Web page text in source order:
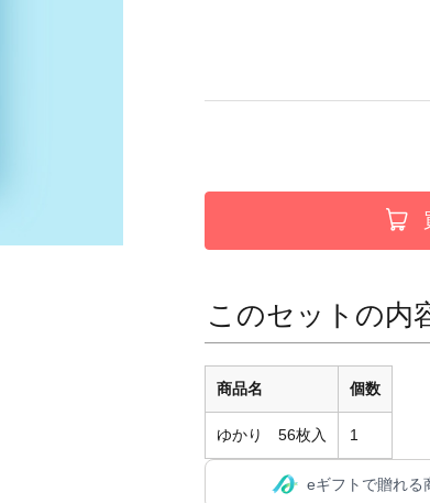
このセットの内
商品名 個数
ゆかり 56枚入 1
eギフトで贈れる